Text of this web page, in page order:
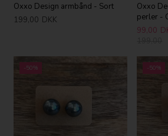
Oxxo Design armbånd - Sort
199,00 DKK
Oxxo
perler -
99,00
-50% -50%